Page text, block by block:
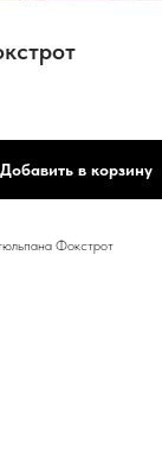
Добавить в корзину
Фокстрот